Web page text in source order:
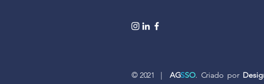
© 2021 | AGSSO. Criado por